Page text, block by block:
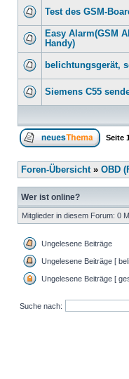
Test des GSM-
Easy Alarm(GSM
Handy)
belichtungsgerät,
Siemens C55
Seite
Foren-Übersicht» OBD
Wer ist online?
Mitglieder in diesem Forum: 0
Ungelesene Beiträge
Ungelesene Beiträge [
Ungelesene Beiträge [
Suche nach: